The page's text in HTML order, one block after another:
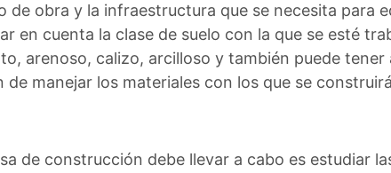
de obra y la infraestructura que se necesita para
en cuenta la clase de suelo con la que se esté
arenoso, calizo, arcilloso y también puede tener
manejar los materiales con los que se
de construcción debe llevar a cabo es estudiar